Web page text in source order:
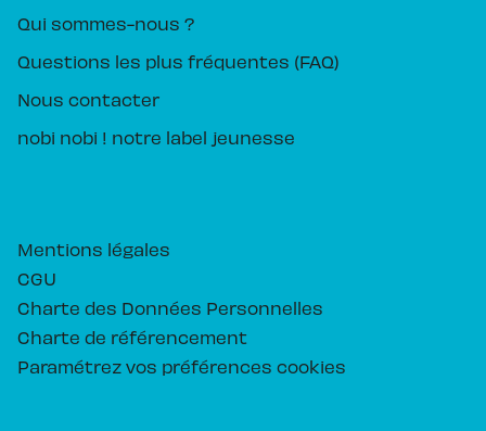
Qui sommes-nous ?
Questions les plus fréquentes (FAQ)
Nous contacter
nobi nobi ! notre label jeunesse
Mentions légales
CGU
Charte des Données Personnelles
Charte de référencement
Paramétrez vos préférences cookies